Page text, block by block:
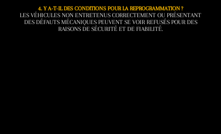
4. Y A-T-IL DES CONDITIONS POUR LA REPROGRAMMATION ?
LES VÉHICULES NON ENTRETENUS CORRECTEMENT OU PRÉSENTANT
DES DÉFAUTS MÉCANIQUES PEUVENT SE VOIR REFUSÉS POUR DES
RAISONS DE SÉCURITÉ ET DE FIABILITÉ.